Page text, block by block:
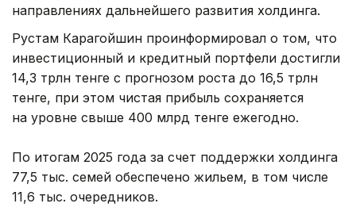
направлениях дальнейшего развития холдинга.
Рустам Карагойшин проинформировал о том, что
инвестиционный и кредитный портфели достигли
14,3 трлн тенге с прогнозом роста до 16,5 трлн
тенге, при этом чистая прибыль сохраняется
на уровне свыше 400 млрд тенге ежегодно.
По итогам 2025 года за счет поддержки холдинга
77,5 тыс. семей обеспечено жильем, в том числе
11,6 тыс. очередников.